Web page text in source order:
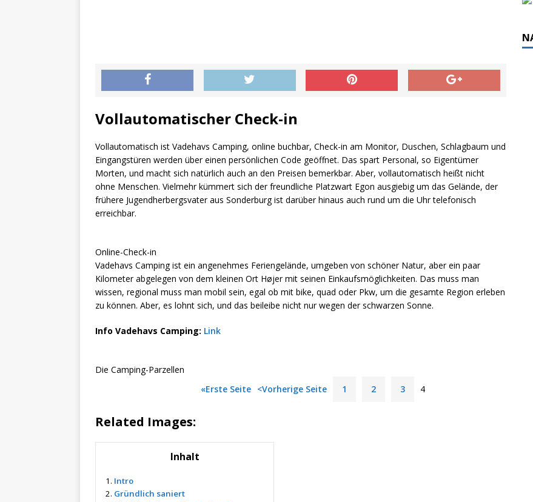
Vollautomatischer Check-in
Vollautomatisch ist Vadehavs Camping, online buchbar, Check-in am Monitor, Duschen, Schlagbaum und
Eingangstüren werden über einen persönlichen Code geöffnet. Das spart Personal, so Eigentümer
Morten, und macht sich natürlich auch an den Preisen bemerkbar. Aber, vollautomatisch heißt nicht
ohne Menschen. Vielmehr kümmert sich der freundliche Platzwart Egon ausgiebig um das Gelände, der
frühere Jugendherbergsvater aus Sonderburg ist darüber hinaus auch rund um die Uhr telefonisch
erreichbar.
Online-Check-in
Vadehavs Camping ist ein angenehmes Feriengelände, umgeben von schöner Natur, aber ein paar
Kilometer abgelegen von dem kleinen Ort Højer mit seinen Einkaufsmöglichkeiten. Das muss man
wissen, regional muss man mobil sein, egal ob mit bike, quad oder Pkw, um die gesamte Region erleben
zu können. Aber, es lohnt sich, und das beileibe nicht nur wegen der schwarzen Sonne.
Info Vadehavs Camping: Link
Die Camping-Parzellen
«Erste Seite <Vorherige Seite 1 2 3 4
Related Images:
Inhalt
1. Intro
2. Gründlich saniert